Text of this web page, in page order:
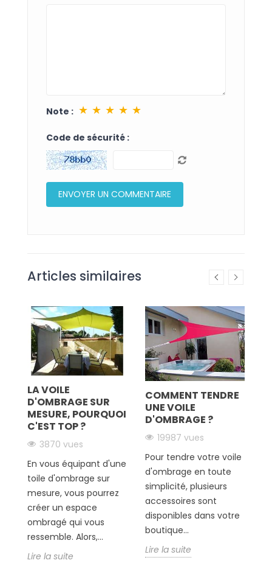
Note : ★ ★ ★ ★ ★
Code de sécurité :
Articles similaires
LA VOILE
D'OMBRAGE SUR
MESURE, POURQUOI
C'EST TOP ?
3870 vues
En vous équipant d'une
toile d'ombrage sur
mesure, vous pourrez
créer un espace
ombragé qui vous
ressemble. Alors,...
Lire la suite
COMMENT TENDRE
UNE VOILE
D'OMBRAGE ?
19987 vues
Pour tendre votre voile
d'ombrage en toute
simplicité, plusieurs
accessoires sont
disponibles dans votre
boutique...
Lire la suite